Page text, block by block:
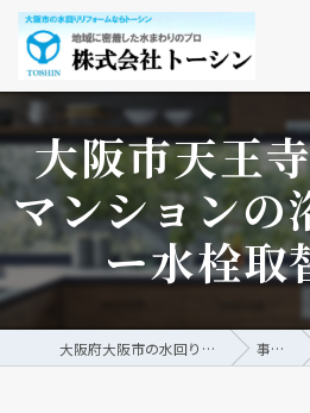
大阪市天王
マンションの
ー水栓取
大阪府大阪市の水回りリフォームなら株式会社トーシン 事例/ブログ